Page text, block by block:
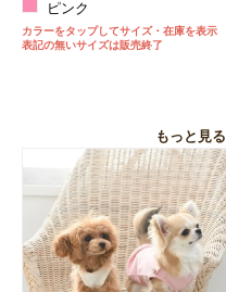
ピンク
カラーをタップしてサイズ・在庫を表示
表記の無いサイズは販売終了
もっと見る